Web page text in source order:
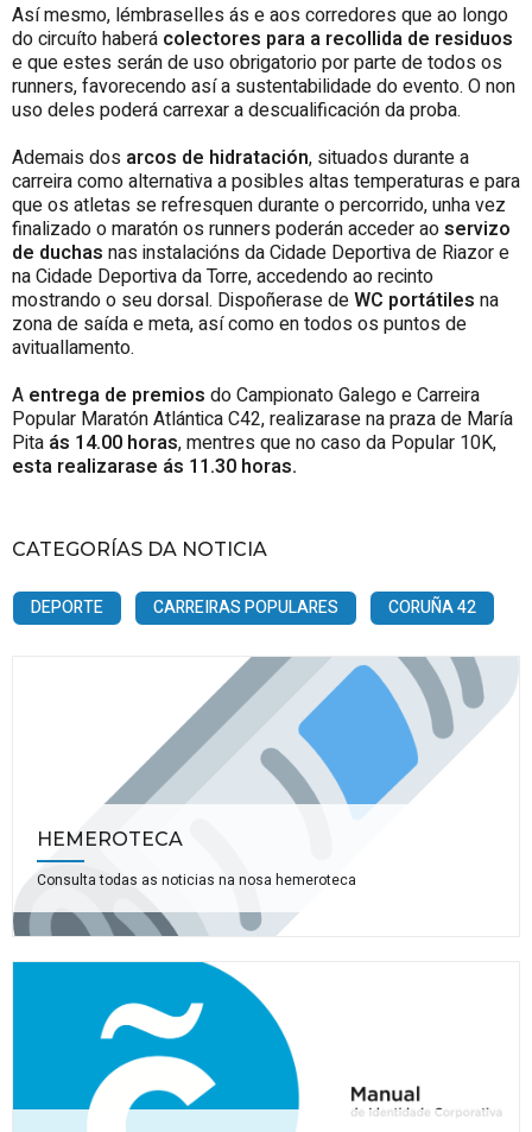
Así mesmo, lémbraselles ás e aos corredores que ao longo
do circuíto haberá colectores para a recollida de residuos
e que estes serán de uso obrigatorio por parte de todos os
runners, favorecendo así a sustentabilidade do evento. O non
uso deles poderá carrexar a descualificación da proba.
Ademais dos arcos de hidratación, situados durante a
carreira como alternativa a posibles altas temperaturas e para
que os atletas se refresquen durante o percorrido, unha vez
finalizado o maratón os runners poderán acceder aoservizo
de duchas nas instalacións da Cidade Deportiva de Riazor e
na Cidade Deportiva da Torre, accedendo ao recinto
mostrando o seu dorsal. Dispoñerase deWC portátiles na
zona de saída e meta, así como en todos os puntos de
avituallamento.
A entrega de premios do Campionato Galego e Carreira
Popular Maratón Atlántica C42, realizarase na praza de María
Pita ás 14.00 horas, mentres que no caso da Popular 10K,
esta realizarase ás 11.30 horas.
CATEGORÍAS DA NOTICIA
DEPORTE CARREIRAS POPULARES CORUÑA 42
HEMEROTECA
Consulta todas as noticias na nosa hemeroteca